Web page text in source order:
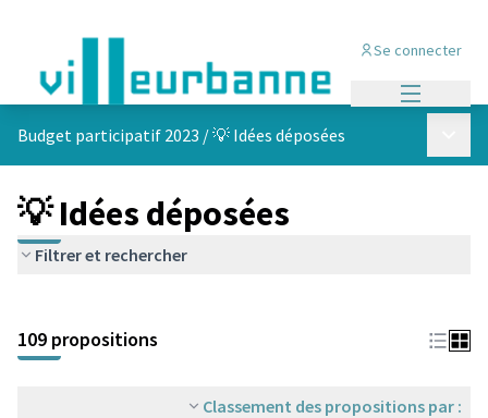
Se connecter
Budget participatif 2023 /💡 Idées déposées
💡 Idées déposées
Filtrer et rechercher
+
−
109 propositions
Classement des propositions par :